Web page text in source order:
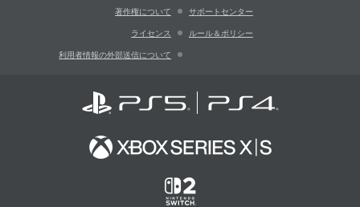
著作権について サポートセンター
ライセンス ルール＆ポリシー
利用者情報の外部送信について